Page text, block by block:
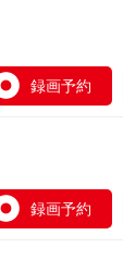
録画予約
録画予約